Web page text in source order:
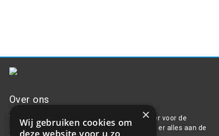
Over ons
Welkom bij R&R Parts Automotive, uw partner voor de
aanschaf van alle auto accessoires. Wij doen er alles aan de
×
Wij gebruiken cookies om
deze website voor u zo